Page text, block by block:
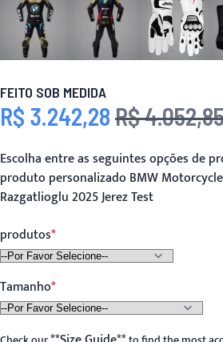
FEITO SOB MEDIDA
Preço Especial
R$ 3.242,28 Preço
R$
Escolha entre as seguintes opções de
produto personalizado BMW
Razgatlioglu 2025 Jerez Test
produtos
Tamanho